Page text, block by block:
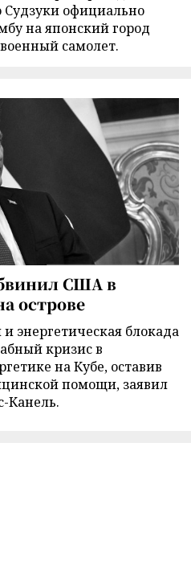
Судзуки официально
на японский город
самолет.
США в
острове
энергетическая блокада
кризис в
на Кубе, оставив
помощи, заявил
Канель.